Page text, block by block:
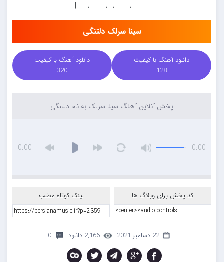
|——♩—–♩♩——♩——|
سینا سرلک دلتنگی
دانلود آهنگ با کیفیت
128
دانلود آهنگ با کیفیت
320
پخش آنلاین آهنگ سینا سرلک به نام دلتنگی
0:00
0:00
کد پخش برای وبلاگ ها لینک کوتاه مطلب
22 دسامبر 2021 2,166 دانلود 0